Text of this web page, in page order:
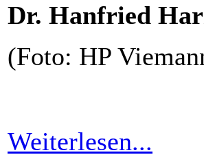
Dr. Hanfried
(Foto: HP
Weiterlesen...